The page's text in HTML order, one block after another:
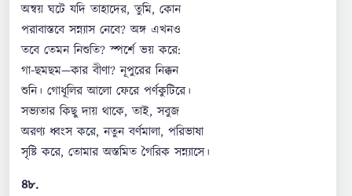
অন্বয় ঘটে যদি তাহাদের, তুমি, কোন
পরাবাস্তবে সন্ন্যাস নেবে? অঙ্গ এখনও
তবে তেমন নিশুতি? স্পর্শে ভয় করে:
গা-ছমছম—কার বীণা? নূপুরের নিক্কন
শুনি। গোধূলির আলো ফেরে পর্ণকুটিরে।
সভ্যতার কিছু দায় থাকে, তাই, সবুজ
অরণ্য ধ্বংস করে, নতুন বর্ণমালা, পরিভাষা
সৃষ্টি করে, তোমার অস্তমিত গৈরিক সন্ন্যাসে।
৪৮.